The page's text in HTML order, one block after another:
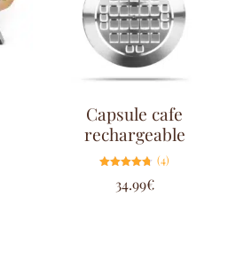
Capsule cafe
rechargeable
4.75
sur 5
(4)
34.99€